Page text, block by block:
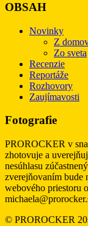
OBSAH
Novinky
Z
Zo sveta
Recenzie
Reportáže
Rozhovory
Zaujímavosti
Fotografie
PROROCKER v
zhotovuje a
nesúhlasu
zverejňovaním bude
webového priestoru
© PROROCKER